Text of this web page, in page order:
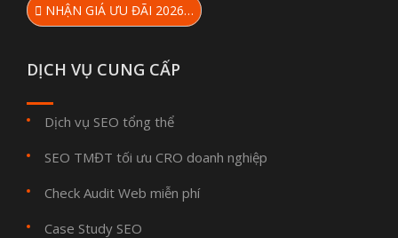
NHẬN GIÁ ƯU ĐÃI 2026…
DỊCH VỤ CUNG CẤP
Dịch vụ SEO tổng thể
SEO TMĐT tối ưu CRO doanh nghiệp
Check Audit Web miễn phí
Case Study SEO